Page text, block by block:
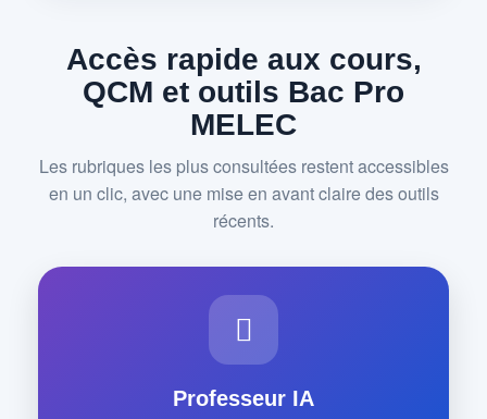
Accès rapide aux cours,
QCM et outils Bac Pro
MELEC
Les rubriques les plus consultées restent accessibles
en un clic, avec une mise en avant claire des outils
récents.
Professeur IA